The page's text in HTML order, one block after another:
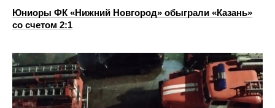
Юниоры ФК «Нижний Новгород» обыграли «Казань»
со счетом 2:1